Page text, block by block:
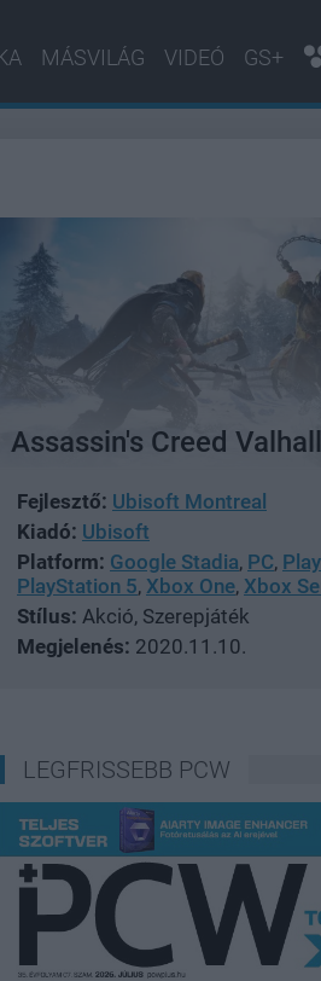
MÁSVILÁG VIDEÓ GS+
Assassin's Creed
Fejlesztő: Ubisoft Montreal
Kiadó: Ubisoft
Platform: Google Stadia, PC,
PlayStation 5, Xbox One, Xbox
Stílus: Akció, Szerepjáték
Megjelenés: 2020.11.10.
LEGFRISSEBB PCW